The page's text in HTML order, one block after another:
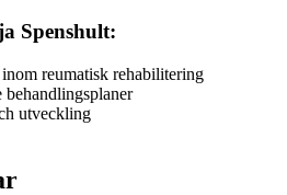
Spenshult:
reumatisk rehabilitering
behandlingsplaner
utveckling